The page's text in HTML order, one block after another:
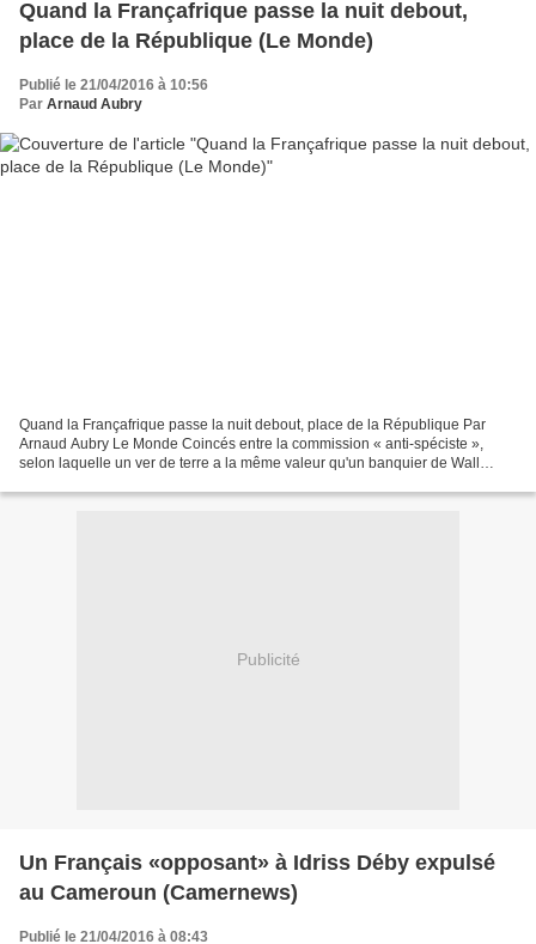
Quand la Françafrique passe la nuit debout,
place de la République (Le Monde)
Publié le 21/04/2016 à 10:56
Par Arnaud Aubry
Quand la Françafrique passe la nuit debout, place de la République Par
Arnaud Aubry Le Monde Coincés entre la commission « anti-spéciste »,
selon laquelle un ver de terre a la même valeur qu'un banquier de Wall
Publicité
Un Français «opposant» à Idriss Déby expulsé
au Cameroun (Camernews)
Publié le 21/04/2016 à 08:43